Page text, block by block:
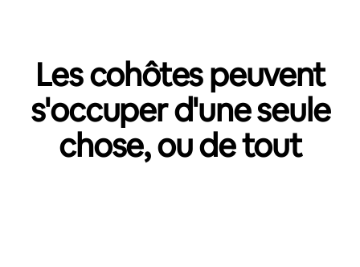
Les cohôtes peuvent
s'occuper d'une seule
chose, ou de tout